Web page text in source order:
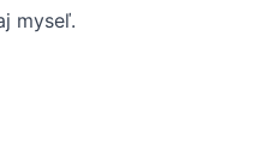
myseľ.